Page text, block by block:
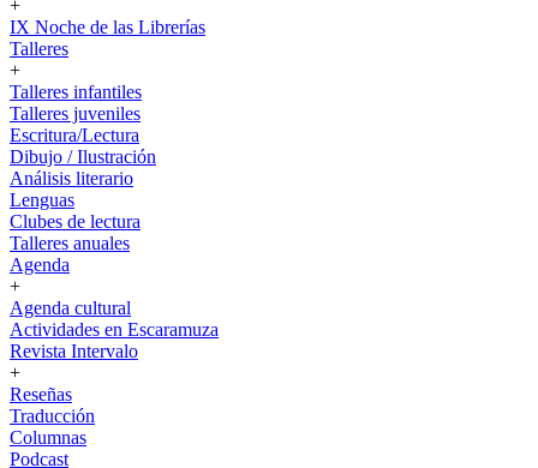
+
IX Noche de las Librerías
Talleres
+
Talleres infantiles
Talleres juveniles
Escritura/Lectura
Dibujo / Ilustración
Análisis literario
Lenguas
Clubes de lectura
Talleres anuales
Agenda
+
Agenda cultural
Actividades en Escaramuza
Revista Intervalo
+
Reseñas
Traducción
Columnas
Podcast